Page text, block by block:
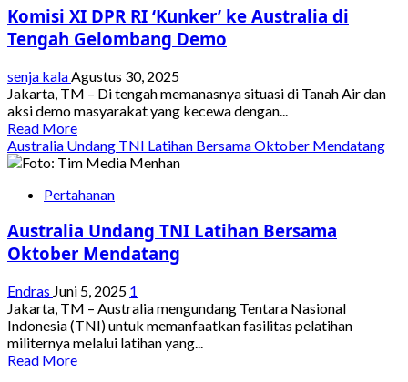
Traktat
Keamanan
Bersama
Perkuat
Kemitraan
Strategis
di
Indo
Pasifik
Komisi XI DPR RI ‘Kunker’ ke Australia di
Tengah Gelombang Demo
senja kala Agustus 30, 2025
Jakarta, TM – Di tengah memanasnya situasi di Tanah Air dan
aksi demo masyarakat yang kecewa dengan...
Read MoreRead
more
about
XI
RI
‘Kunker’
ke
di
Tengah
Gelombang
Demo
Australia Undang TNI Latihan Bersama Oktober Mendatang
Pertahanan
Australia Undang TNI Latihan Bersama
Oktober Mendatang
Endras Juni 5, 2025 1
Jakarta, TM – Australia mengundang Tentara Nasional
Indonesia (TNI) untuk memanfaatkan fasilitas pelatihan
militernya melalui latihan yang...
Read MoreRead